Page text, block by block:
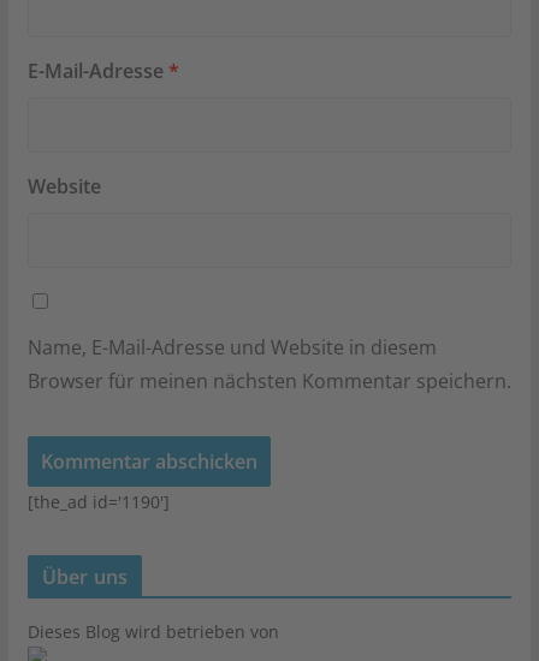
E-Mail-Adresse *
Website
Name, E-Mail-Adresse und Website in diesem
Browser für meinen nächsten Kommentar speichern.
[the_ad id='1190']
Über uns
Dieses Blog wird betrieben von